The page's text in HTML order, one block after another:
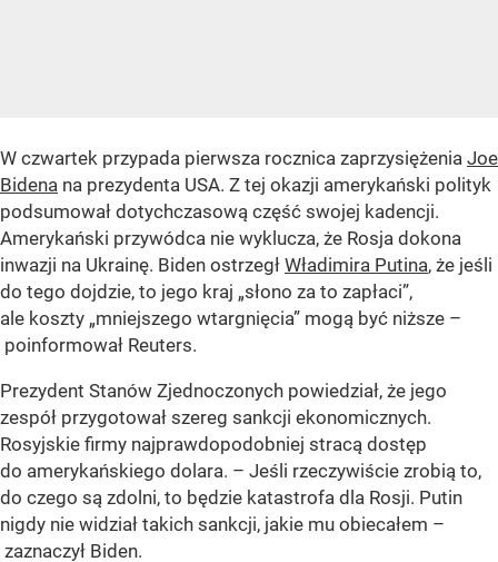
W czwartek przypada pierwsza rocznica zaprzysiężenia Joe
Bidena na prezydenta USA. Z tej okazji amerykański polityk
podsumował dotychczasową część swojej kadencji.
Amerykański przywódca nie wyklucza, że Rosja dokona
inwazji na Ukrainę. Biden ostrzegł Władimira Putina, że jeśli
do tego dojdzie, to jego kraj „słono za to zapłaci”,
ale koszty „mniejszego wtargnięcia” mogą być niższe –
poinformował Reuters.
Prezydent Stanów Zjednoczonych powiedział, że jego
zespół przygotował szereg sankcji ekonomicznych.
Rosyjskie firmy najprawdopodobniej stracą dostęp
do amerykańskiego dolara. – Jeśli rzeczywiście zrobią to,
do czego są zdolni, to będzie katastrofa dla Rosji. Putin
nigdy nie widział takich sankcji, jakie mu obiecałem –
zaznaczył Biden.